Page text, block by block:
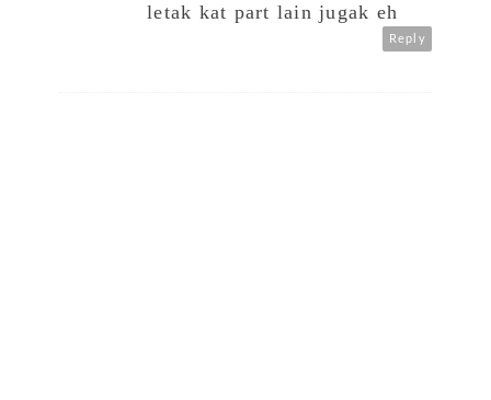
letak kat part lain jugak eh
Reply